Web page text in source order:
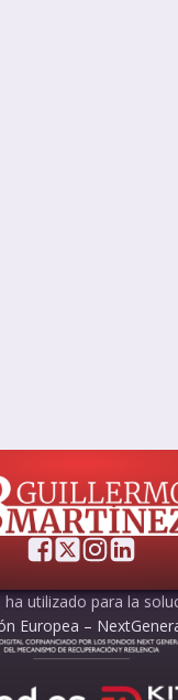
utilizado para la
Europea –